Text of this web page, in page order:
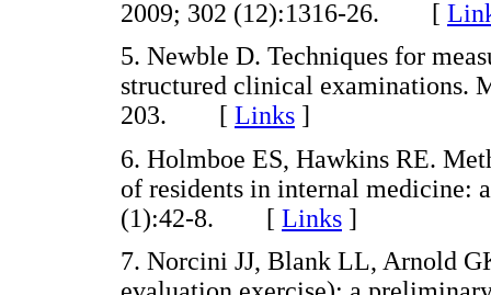
2009; 302 (12):1316-26. [
5. Newble D. Techniques for
structured clinical examinations.
203. [ Links ]
6. Holmboe ES, Hawkins RE.
of residents in internal medicine:
(1):42-8. [ Links ]
7. Norcini JJ, Blank LL, Arnold